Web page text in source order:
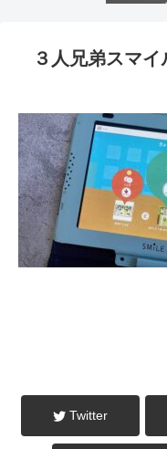
３人兄弟スマ
Twitter